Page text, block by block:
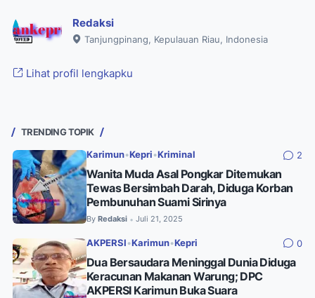
Redaksi
Tanjungpinang, Kepulauan Riau, Indonesia
Lihat profil lengkapku
TRENDING TOPIK
Karimun•Kepri •Kriminal 2
Wanita Muda Asal Pongkar Ditemukan
Tewas Bersimbah Darah, Diduga Korban
Pembunuhan Suami Sirinya
By Redaksi • Juli 21, 2025
AKPERSI •Karimun•Kepri 0
Dua Bersaudara Meninggal Dunia Diduga
Keracunan Makanan Warung; DPC
AKPERSI Karimun Buka Suara